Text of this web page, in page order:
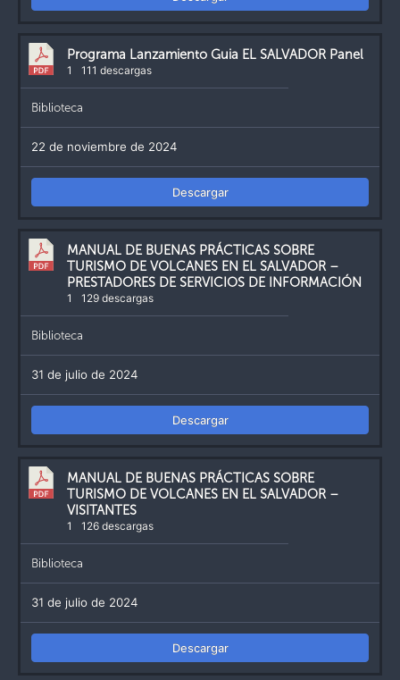
Programa Lanzamiento Guia EL SALVADOR Panel
1 111 descargas
Biblioteca
22 de noviembre de 2024
Descargar
MANUAL DE BUENAS PRÁCTICAS SOBRE
TURISMO DE VOLCANES EN EL SALVADOR –
PRESTADORES DE SERVICIOS DE INFORMACIÓN
1 129 descargas
Biblioteca
31 de julio de 2024
Descargar
MANUAL DE BUENAS PRÁCTICAS SOBRE
TURISMO DE VOLCANES EN EL SALVADOR –
VISITANTES
1 126 descargas
Biblioteca
31 de julio de 2024
Descargar